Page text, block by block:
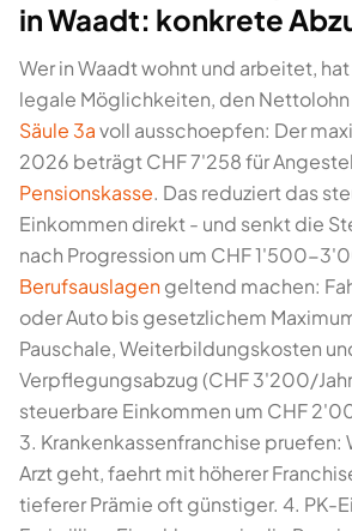
in Waadt: konkrete
Wer in Waadt wohnt und arbeitet,
legale Möglichkeiten, den Nettolohn
Säule 3avoll ausschoepfen: Der
2026 beträgt CHF 7'258 für
Pensionskasse. Das reduziert das
Einkommen direkt - und senkt die
nach Progression um CHF 1'500-
Berufsauslagengeltend machen:
oder Auto bis gesetzlichem
Pauschale, Weiterbildungskosten
Verpflegungsabzug (CHF 3'200/
steuerbare Einkommen um CHF
3. Krankenkassenfranchise pruefen:
Arzt geht, faehrt mit höherer
tieferer Prämie oft günstiger. 4. PK-